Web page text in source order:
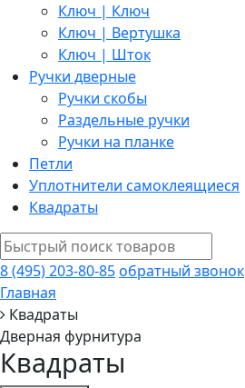
Ключ | Ключ
Ключ | Вертушка
Ключ | Шток
Ручки дверные
Ручки скобы
Раздельные ручки
Ручки на планке
Петли
Уплотнители самоклеящиеся
Квадраты
8 (495) 203-80-85обратный звонок
Главная
Квадраты
Дверная фурнитура
Квадраты